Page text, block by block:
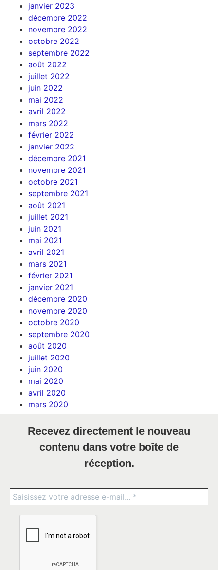
janvier 2023
décembre 2022
novembre 2022
octobre 2022
septembre 2022
août 2022
juillet 2022
juin 2022
mai 2022
avril 2022
mars 2022
février 2022
janvier 2022
décembre 2021
novembre 2021
octobre 2021
septembre 2021
août 2021
juillet 2021
juin 2021
mai 2021
avril 2021
mars 2021
février 2021
janvier 2021
décembre 2020
novembre 2020
octobre 2020
septembre 2020
août 2020
juillet 2020
juin 2020
mai 2020
avril 2020
mars 2020
Recevez directement le nouveau
contenu dans votre boîte de
réception.